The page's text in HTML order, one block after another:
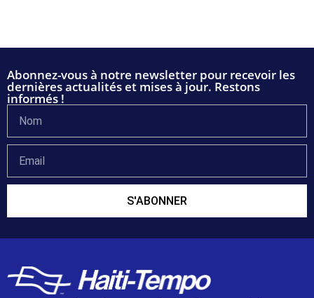
Abonnez-vous à notre newsletter pour recevoir les
dernières actualités et mises à jour. Restons
informés !
S'ABONNER